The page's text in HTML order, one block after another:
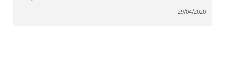
29/04/2020